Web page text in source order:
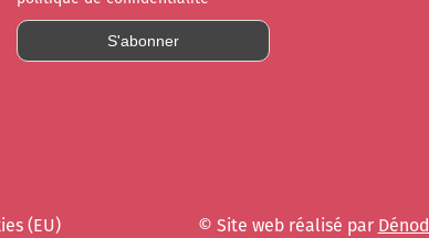
(EU) © Site web réalisé par